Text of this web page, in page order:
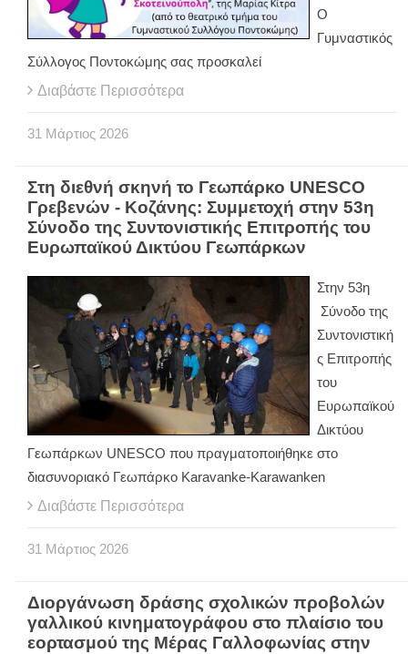
Ο
Γυμναστικός
Σύλλογος Ποντοκώμης σας προσκαλεί
Διαβάστε Περισσότερα
31 Μάρτιος 2026
Στη διεθνή σκηνή το Γεωπάρκο UNESCO
Γρεβενών - Κοζάνης: Συμμετοχή στην 53η
Σύνοδο της Συντονιστικής Επιτροπής του
Ευρωπαϊκού Δικτύου Γεωπάρκων
Στην 53η
Σύνοδο της
Συντονιστική
ς Επιτροπής
του
Ευρωπαϊκού
Δικτύου
Γεωπάρκων UNESCO που πραγματοποιήθηκε στο
διασυνοριακό Γεωπάρκο Karavanke-Karawanken
Διαβάστε Περισσότερα
31 Μάρτιος 2026
Διοργάνωση δράσης σχολικών προβολών
γαλλικού κινηματογράφου στο πλαίσιο του
εορτασμού της Μέρας Γαλλοφωνίας στην